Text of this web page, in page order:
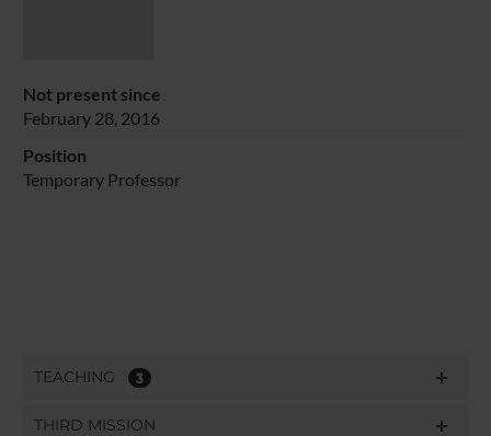
Not present since
February 28, 2016
Position
Temporary Professor
TEACHING 3
THIRD MISSION